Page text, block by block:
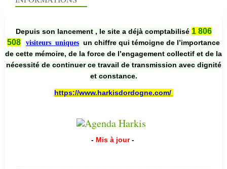
Depuis son lancement , le site a déjà comptabilisé 1 806
508
visiteurs uniques un chiffre qui témoigne de l’importance
de cette mémoire, de la force de l’engagement collectif et de la
nécessité de continuer ce travail de transmission avec dignité
et constance.
https://www.harkisdordogne.com/
- Mis à jour -